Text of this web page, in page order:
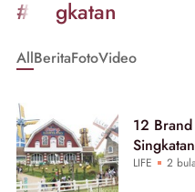
Informasi
[GET_DATA_TITLE]
Beautynesia
#singkatan
AllBeritaFotoVideo
12
LIFE 2